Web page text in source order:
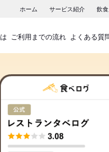
ホーム サービス紹介 飲
ご利用までの流れ よくある質
ービス